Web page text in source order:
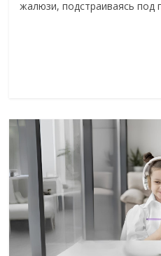
жалюзи, подстраиваясь под